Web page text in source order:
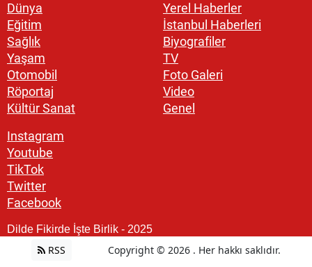
Dünya
Eğitim
Sağlık
Yaşam
Otomobil
Röportaj
Kültür Sanat
Yerel Haberler
İstanbul Haberleri
Biyografiler
TV
Foto Galeri
Video
Genel
Instagram
Youtube
TikTok
Twitter
Facebook
Dilde Fikirde İşte Birlik - 2025
RSS Copyright © 2026 . Her hakkı saklıdır.